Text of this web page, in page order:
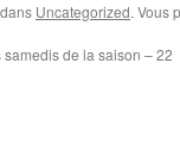
Uncategorized. Vous
de la saison – 22